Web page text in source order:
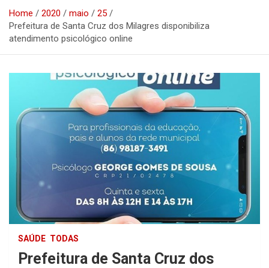
Home 2020 maio
25
Prefeitura de Santa Cruz dos Milagres disponibiliza
atendimento psicológico online
SAÚDE TODAS
Prefeitura de Santa Cruz dos